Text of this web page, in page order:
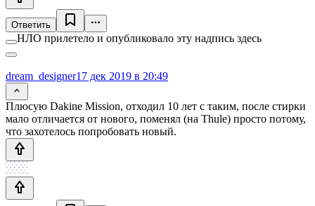
Ответить
НЛО прилетело и опубликовало эту надпись здесь
dream_designer17 дек 2019 в 20:49
Плюсую Dakine Mission, отходил 10 лет с таким, после стирки
мало отличается от нового, поменял (на Thule) просто потому,
что захотелось попробовать новый.